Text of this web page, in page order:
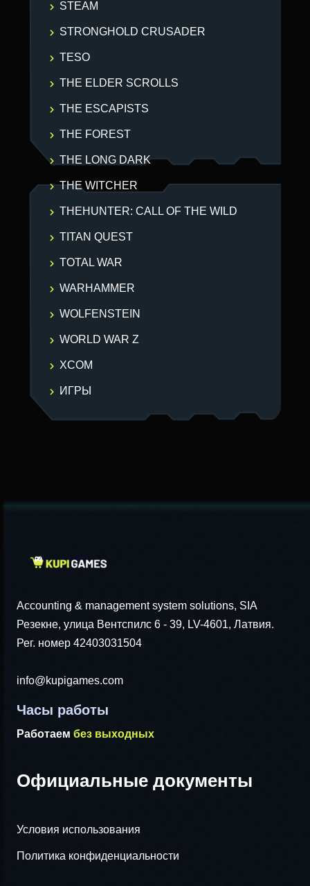
STEAM
STRONGHOLD CRUSADER
TESO
THE ELDER SCROLLS
THE ESCAPISTS
THE FOREST
THE LONG DARK
THE WITCHER
THEHUNTER: CALL OF THE WILD
TITAN QUEST
TOTAL WAR
WARHAMMER
WOLFENSTEIN
WORLD WAR Z
XCOM
ИГРЫ
Accounting & management system solutions, SIA
Резекне, улица Вентспилс 6 - 39, LV-4601, Латвия.
Рег. номер 42403031504
info@kupigames.com
Часы работы
Работаем без выходных
Официальные документы
Условия использования
Политика конфиденциальности